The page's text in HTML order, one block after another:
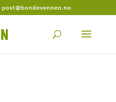
post@bondevennen.no